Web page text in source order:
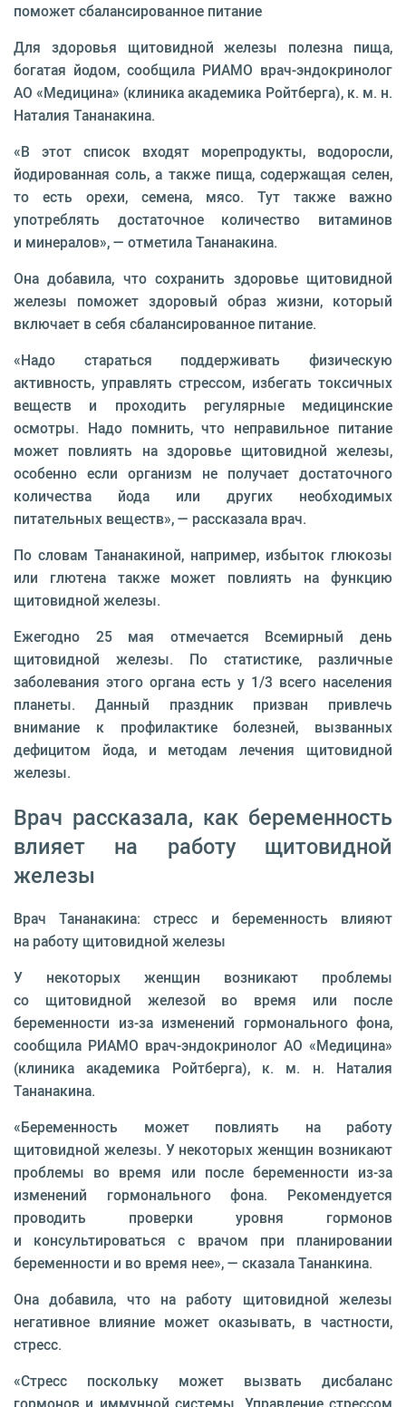
поможет сбалансированное питание
Для здоровья щитовидной железы полезна пища,
богатая йодом, сообщила РИАМО врач-эндокринолог
АО «Медицина» (клиника академика Ройтберга), к. м. н.
Наталия Тананакина.
«В этот список входят морепродукты, водоросли,
йодированная соль, а также пища, содержащая селен,
то есть орехи, семена, мясо. Тут также важно
употреблять достаточное количество витаминов
и минералов», — отметила Тананакина.
Она добавила, что сохранить здоровье щитовидной
железы поможет здоровый образ жизни, который
включает в себя сбалансированное питание.
«Надо стараться поддерживать физическую
активность, управлять стрессом, избегать токсичных
веществ и проходить регулярные медицинские
осмотры. Надо помнить, что неправильное питание
может повлиять на здоровье щитовидной железы,
особенно если организм не получает достаточного
количества йода или других необходимых
питательных веществ», — рассказала врач.
По словам Тананакиной, например, избыток глюкозы
или глютена также может повлиять на функцию
щитовидной железы.
Ежегодно 25 мая отмечается Всемирный день
щитовидной железы. По статистике, различные
заболевания этого органа есть у 1/3 всего населения
планеты. Данный праздник призван привлечь
внимание к профилактике болезней, вызванных
дефицитом йода, и методам лечения щитовидной
железы.
Врач рассказала, как беременность
влияет на работу щитовидной
железы
Врач Тананакина: стресс и беременность влияют
на работу щитовидной железы
У некоторых женщин возникают проблемы
со щитовидной железой во время или после
беременности из-за изменений гормонального фона,
сообщила РИАМО врач-эндокринолог АО «Медицина»
(клиника академика Ройтберга), к. м. н. Наталия
Тананакина.
«Беременность может повлиять на работу
щитовидной железы. У некоторых женщин возникают
проблемы во время или после беременности из-за
изменений гормонального фона. Рекомендуется
проводить проверки уровня гормонов
и консультироваться с врачом при планировании
беременности и во время нее», — сказала Тананкина.
Она добавила, что на работу щитовидной железы
негативное влияние может оказывать, в частности,
стресс.
«Стресс поскольку может вызвать дисбаланс